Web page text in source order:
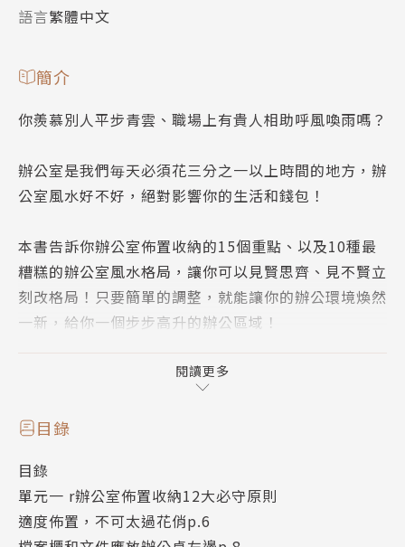
語言繁體中文
簡介
你羨慕別人平步青雲、職場上有貴人相助呼風喚雨嗎？
辦公室是我們毎天必須花三分之一以上時間的地方，辦
公室風水好不好，絕對影響你的生活和錢包！
本書告訴你辦公室佈置收納的15個重點、以及10種最
糟糕的辦公室風水格局，讓你可以見賢思齊、見不賢立
刻改格局！只要簡單的調整，就能讓你的辦公環境煥然
一新，給你一個步步高升的辦公區域！
◎單元2：10 種辦公室最糟風水格局或佈置範例
小人扯後腿／被老闆看不順眼／同事不相挺
／工作老是出包
◎單元4：讓工作運越來越旺的 15 個辦公室開運術
閱讀更多
目錄
目錄
單元一 r辦公室佈置收納12大必守原則
適度佈置，不可太過花俏p.6